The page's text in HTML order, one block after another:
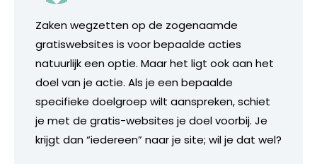
Zaken wegzetten op de zogenaamde
gratiswebsites is voor bepaalde acties
natuurlijk een optie. Maar het ligt ook aan het
doel van je actie. Als je een bepaalde
specifieke doelgroep wilt aanspreken, schiet
je met de gratis-websites je doel voorbij. Je
krijgt dan “iedereen” naar je site; wil je dat wel?